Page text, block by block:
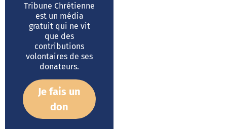
Tribune Chrétienne
est un média
gratuit qui ne vit
que des
contributions
volontaires de ses
donateurs.
Je fais un
don